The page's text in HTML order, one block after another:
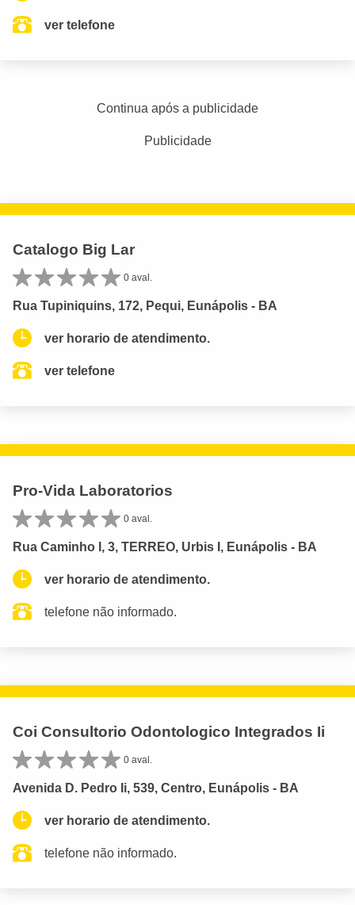
ver telefone
Continua após a publicidade
Publicidade
Catalogo Big Lar
0 aval.
Rua Tupiniquins, 172, Pequi, Eunápolis - BA
ver horario de atendimento.
ver telefone
Pro-Vida Laboratorios
0 aval.
Rua Caminho I, 3, TERREO, Urbis I, Eunápolis - BA
ver horario de atendimento.
telefone não informado.
Coi Consultorio Odontologico Integrados Ii
0 aval.
Avenida D. Pedro Ii, 539, Centro, Eunápolis - BA
ver horario de atendimento.
telefone não informado.